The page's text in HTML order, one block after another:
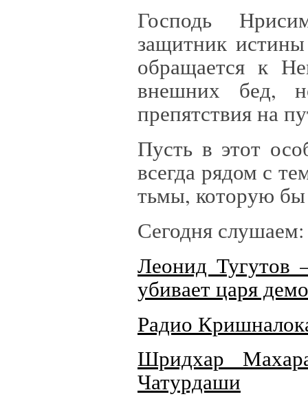
Господь
защитник
обращается к
внешних бед,
препятствия на
Пусть в этот
всегда рядом с
тьмы, которую бы
Сегодня слушаем:
Леонид Тугутов
убивает царя
Радио
Шридхар
Чатурдаши